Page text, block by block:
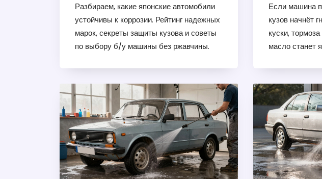
Разбираем, какие японские автомобили
устойчивы к коррозии. Рейтинг надежных
марок, секреты защиты кузова и советы
по выбору б/у машины без ржавчины.
Если машина
кузов начнёт
куски,
масло станет